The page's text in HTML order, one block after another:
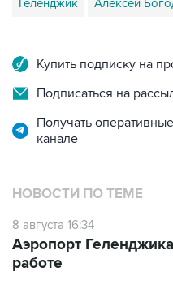
Подписаться на
Получать
НОВОСТИ ПО ТЕМЕ
8 августа 16:34
работе
8 августа 13:02